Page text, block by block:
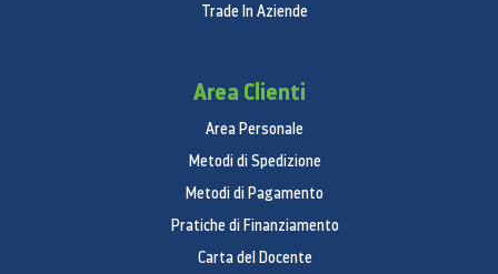
Trade In Aziende
Area Clienti
Area Personale
Metodi di Spedizione
Metodi di Pagamento
Pratiche di Finanziamento
Carta del Docente